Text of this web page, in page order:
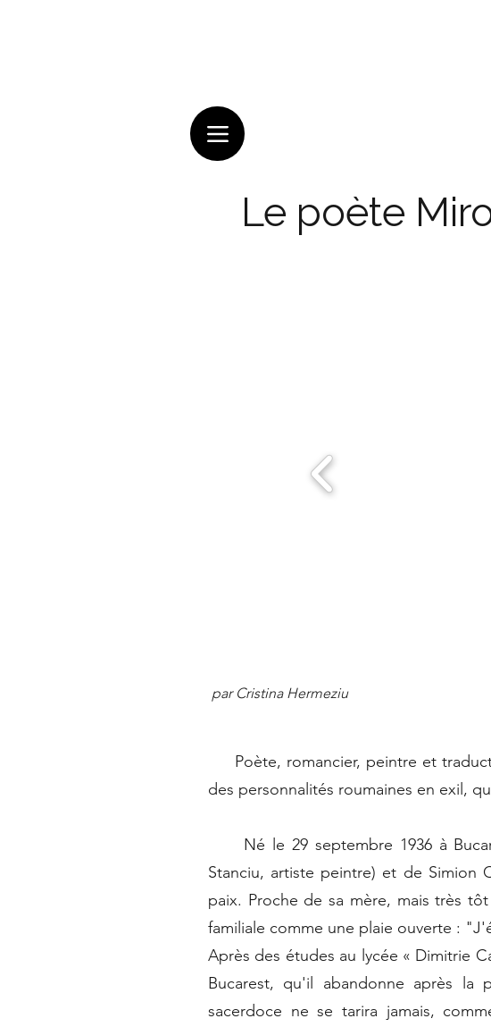
Le poète
par Cristina Hermeziu
Poète, romancier, peintre et
des personnalités roumaines en exil,
Né le 29 septembre 1936 à
Stanciu, artiste peintre) et de Simion
paix. Proche de sa mère, mais très
familiale comme une plaie ouverte :
Après des études au lycée « Dimitrie
Bucarest, qu'il abandonne après
sacerdoce ne se tarira jamais,